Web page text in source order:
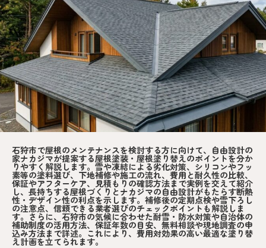
石狩市で屋根のメンテナンスを検討する方に向けて、自由設計の
家ナカジマが提案する屋根塗装・屋根塗り替えのポイントを分か
りやすく解説します。雪や凍結による劣化対策、シリコンやフッ
素等の塗料選び、下地補修や施工の流れ、費用と耐久性の比較、
保証やアフターケア、見積もりの確認方法まで実例を交えて紹介
し、長持ちする屋根づくりとナカジマの自由設計がもたらす断熱
性・デザイン性の利点を示します。補修後の定期点検や雪下ろし
の注意点、信頼できる業者選びのチェックポイントも解説しま
す。さらに、石狩市の気候に合わせた耐雪・防水対策や自治体の
補助制度の活用方法、保証年数の目安、無料相談や現地調査の申
込み方法まで詳述。これにより、費用対効果の高い最適な塗り替
え計画を立てられます。